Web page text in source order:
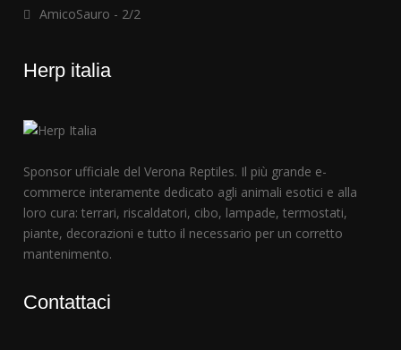
AmicoSauro - 2/2
Herp italia
Sponsor ufficiale del Verona Reptiles. Il più grande e-
commerce interamente dedicato agli animali esotici e alla
loro cura: terrari, riscaldatori, cibo, lampade, termostati,
piante, decorazioni e tutto il necessario per un corretto
mantenimento.
Contattaci